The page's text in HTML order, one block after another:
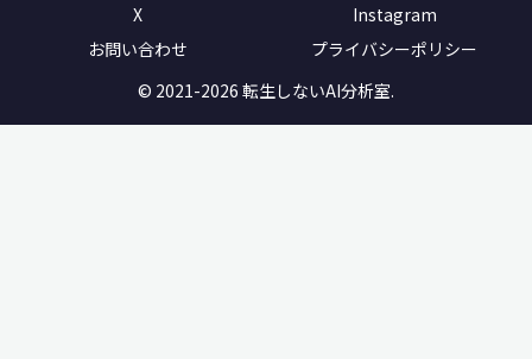
X
Instagram
お問い合わせ
プライバシーポリシー
© 2021-2026 転生しないAI分析室.